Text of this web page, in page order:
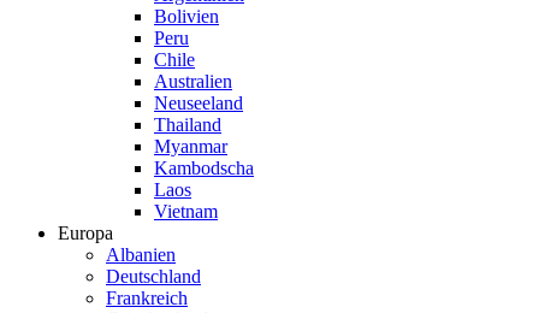
Bolivien
Peru
Chile
Australien
Neuseeland
Thailand
Myanmar
Kambodscha
Laos
Vietnam
Europa
Albanien
Deutschland
Frankreich